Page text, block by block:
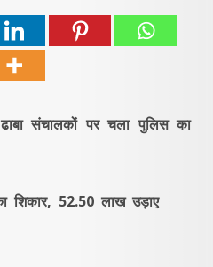
संचालकों पर चला पुलिस का
शिकार, 52.50 लाख उड़ाए